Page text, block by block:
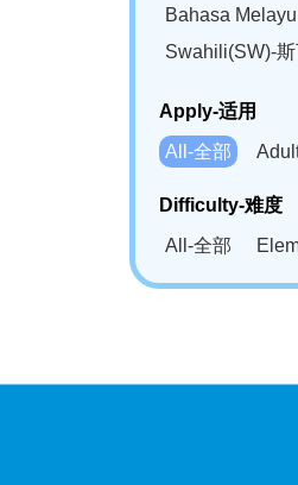
Bahasa
Swahili(SW)-
Apply-适用
All-全部
Difficulty-难度
All-全部